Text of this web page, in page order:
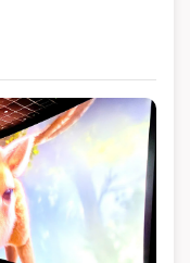
ẩm nhẹ,
minh, da sẽ dễ